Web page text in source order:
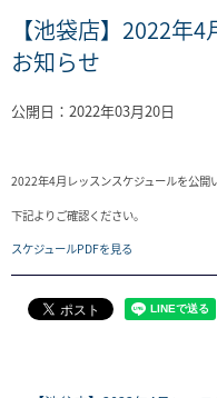
【池袋店】2022年
お知らせ
公開日：2022年03月20日
2022年4月レッスンスケジュールを公開
下記よりご確認ください。
スケジュールPDFを見る